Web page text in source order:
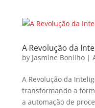
A Revolução da
by Jasmine Bonilho|
A Revolução da
transformando a
a automação de